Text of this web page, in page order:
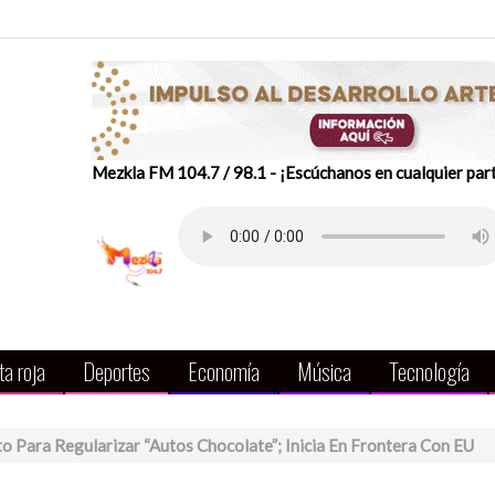
Mezkla FM 104.7 / 98.1 - ¡Escúchanos en cualquier
roja Deportes Economía Música Tecnología
Para Regularizar “autos Chocolate”; Inicia En Frontera Con EU